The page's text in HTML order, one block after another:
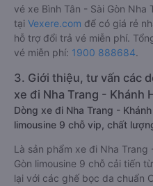
vé xe Bình Tân - Sài Gòn Nha
tại Vexere.com để có giá rẻ
hỗ trợ đổi trả vé miễn phí.
vé miễn phí: 1900 888684.
3. Giới thiệu, tư vấn các
xe đi Nha Trang - Khánh
Dòng xe đi Nha Trang -
limousine 9 chỗ vip, chất
Là sản phẩm xe đi Nha Trang
Gòn limousine 9 chỗ cải tiến
lại với các ghế bọc da chuẩn